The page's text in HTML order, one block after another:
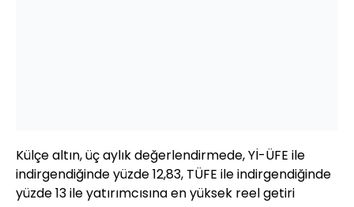
Külçe altın, üç aylık değerlendirmede, Yİ-ÜFE ile
indirgendiğinde yüzde 12,83, TÜFE ile indirgendiğinde
yüzde 13 ile yatırımcısına en yüksek reel getiri